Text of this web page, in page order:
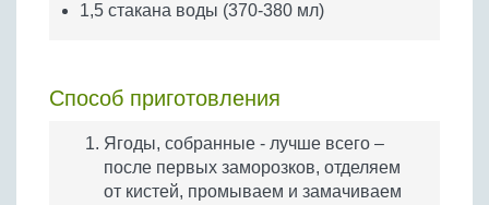
1,5 стакана воды (370-380 мл)
Способ приготовления
Ягоды, собранные - лучше всего –
после первых заморозков, отделяем
от кистей, промываем и замачиваем